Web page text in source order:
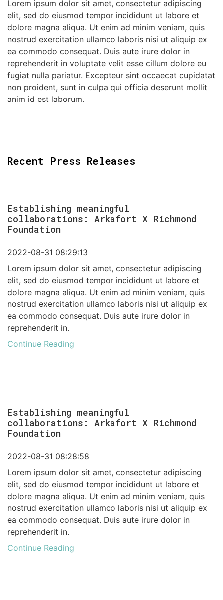
Lorem ipsum dolor sit amet, consectetur adipiscing
elit, sed do eiusmod tempor incididunt ut labore et
dolore magna aliqua. Ut enim ad minim veniam, quis
nostrud exercitation ullamco laboris nisi ut aliquip ex
ea commodo consequat. Duis aute irure dolor in
reprehenderit in voluptate velit esse cillum dolore eu
fugiat nulla pariatur. Excepteur sint occaecat cupidatat
non proident, sunt in culpa qui officia deserunt mollit
anim id est laborum.
Recent Press Releases
Establishing meaningful
collaborations: Arkafort X Richmond
Foundation
2022-08-31 08:29:13
Lorem ipsum dolor sit amet, consectetur adipiscing
elit, sed do eiusmod tempor incididunt ut labore et
dolore magna aliqua. Ut enim ad minim veniam, quis
nostrud exercitation ullamco laboris nisi ut aliquip ex
ea commodo consequat. Duis aute irure dolor in
reprehenderit in.
Continue Reading
Establishing meaningful
collaborations: Arkafort X Richmond
Foundation
2022-08-31 08:28:58
Lorem ipsum dolor sit amet, consectetur adipiscing
elit, sed do eiusmod tempor incididunt ut labore et
dolore magna aliqua. Ut enim ad minim veniam, quis
nostrud exercitation ullamco laboris nisi ut aliquip ex
ea commodo consequat. Duis aute irure dolor in
reprehenderit in.
Continue Reading